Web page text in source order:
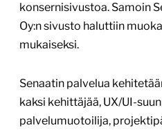
konsernisivustoa. Samoin
Oy:n sivusto haluttiin
mukaiseksi.
Senaatin palvelua
kaksi kehittäjää, UX/UI-
palvelumuotoilija,